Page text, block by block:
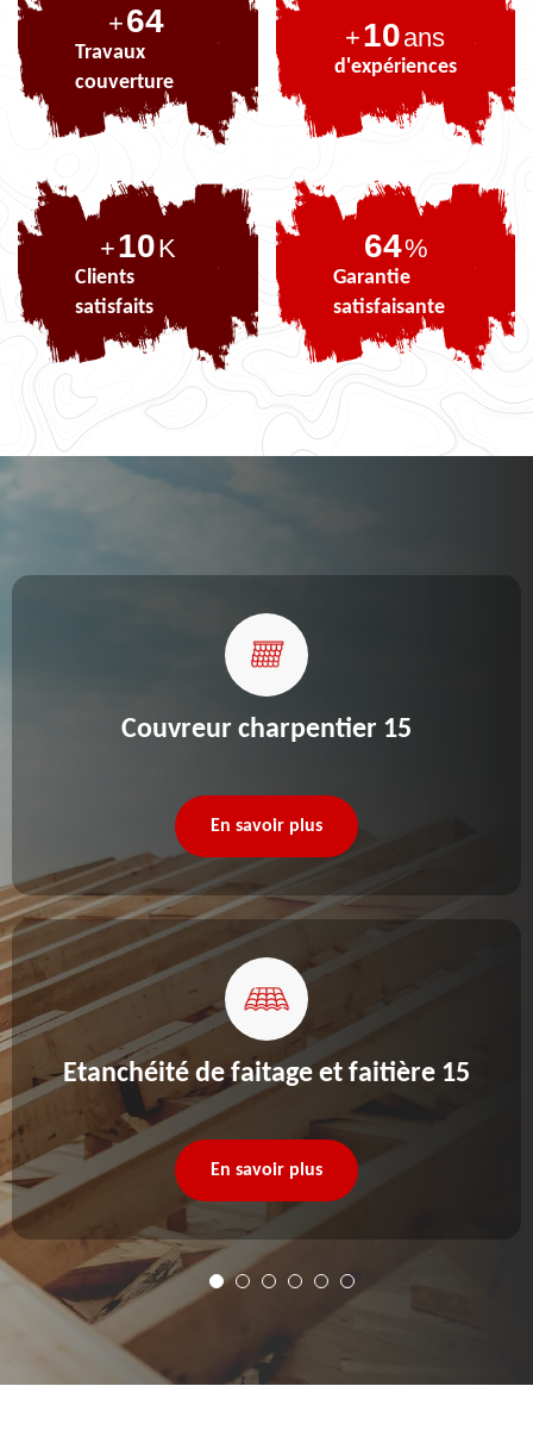
+81
Travaux
couverture
+10ans
d'expériences
+10K
Clients
satisfaits
81%
Garantie
satisfaisante
Couvreur charpentier 15
En savoir plus
Etanchéité de faitage et faitière 15
En savoir plus